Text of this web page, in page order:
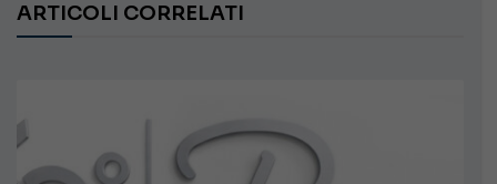
ARTICOLI CORRELATI